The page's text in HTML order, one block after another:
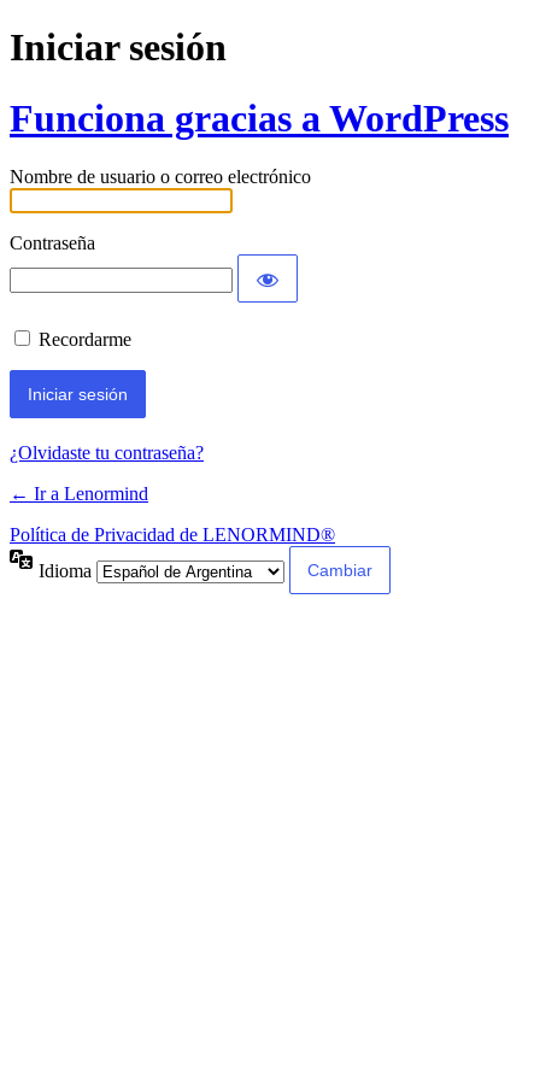
Iniciar sesión
Funciona gracias a WordPress
Nombre de usuario o correo electrónico
Contraseña
Recordarme
¿Olvidaste tu contraseña?
← Ir a Lenormind
Política de Privacidad de LENORMIND®
Idioma